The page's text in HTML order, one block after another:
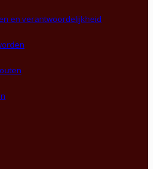
en verantwoordelijkheid